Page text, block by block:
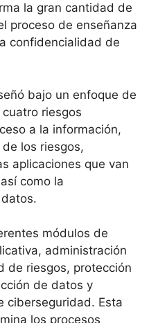
la gran cantidad de
proceso de enseñanza
confidencialidad de
bajo un enfoque de
riesgos
a la información,
los riesgos,
aplicaciones que van
como la
módulos de
administración
de riesgos, protección
de datos y
ciberseguridad. Esta
los procesos